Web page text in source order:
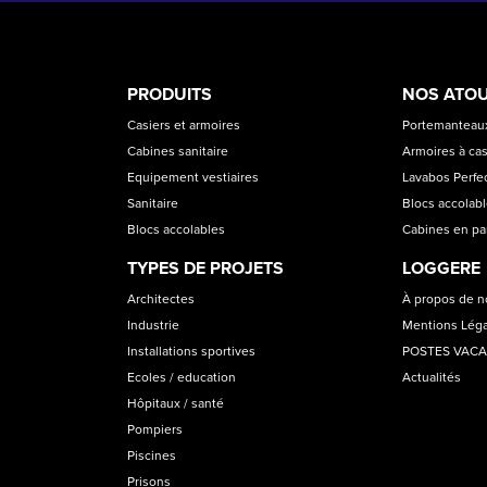
PRODUCT
CATEGORIES
PRODUITS
Casiers et armoires
Cabines sanitaire
Equipement vestiaires
Sanitaire
Blocs accolables
TYPES DE PROJETS
Architectes
Industrie
Installations sportives
Ecoles / education
Hôpitaux / santé
Pompiers
Piscines
Prisons
NOS
Armoires à
Lavabos
Blocs
Cabines en
LOGGERE
À propos de
Mentions
POSTES
Actualités